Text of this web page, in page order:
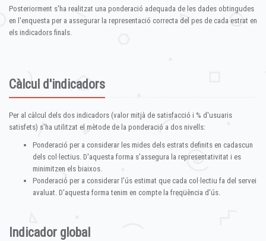
Posteriorment s'ha realitzat una ponderació adequada de les dades obtingudes
en l'enquesta per a assegurar la representació correcta del pes de cada estrat en
els indicadors finals.
Càlcul d'indicadors
Per al càlcul dels dos indicadors (valor mitjà de satisfacció i % d'usuaris
satisfets) s'ha utilitzat el mètode de la ponderació a dos nivells:
Ponderació per a considerar les mides dels estrats definits en cadascun
dels col·lectius. D'aquesta forma s'assegura la representativitat i es
minimitzen els biaixos.
Ponderació per a considerar l'ús estimat que cada col·lectiu fa del servei
avaluat. D'aquesta forma tenim en compte la freqüència d'ús.
Indicador global